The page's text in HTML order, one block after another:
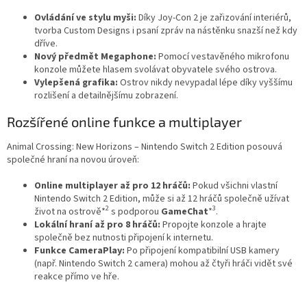
Ovládání ve stylu myši: Díky Joy-Con 2 je zařizování interiérů,
tvorba Custom Designs i psaní zpráv na nástěnku snazší než kdy
dříve.
Nový předmět Megaphone: Pomocí vestavěného mikrofonu
konzole můžete hlasem svolávat obyvatele svého ostrova.
Vylepšená grafika: Ostrov nikdy nevypadal lépe díky vyššímu
rozlišení a detailnějšímu zobrazení.
Rozšířené online funkce a multiplayer
Animal Crossing: New Horizons – Nintendo Switch 2 Edition posouvá
společné hraní na novou úroveň:
Online multiplayer až pro 12 hráčů: Pokud všichni vlastní
Nintendo Switch 2 Edition, může si až 12 hráčů společně užívat
život na ostrově*2 s podporou GameChat*3.
Lokální hraní až pro 8 hráčů: Propojte konzole a hrajte
společně bez nutnosti připojení k internetu.
Funkce CameraPlay: Po připojení kompatibilní USB kamery
(např. Nintendo Switch 2 camera) mohou až čtyři hráči vidět své
reakce přímo ve hře.